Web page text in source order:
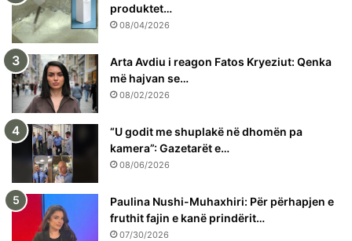
produktet…
08/04/2026
Arta Avdiu i reagon Fatos Kryeziut: Qenka
më hajvan se…
08/02/2026
“U godit me shuplakë në dhomën pa
kamera”: Gazetarët e…
08/06/2026
Paulina Nushi-Muhaxhiri: Për përhapjen e
fruthit fajin e kanë prindërit…
07/30/2026